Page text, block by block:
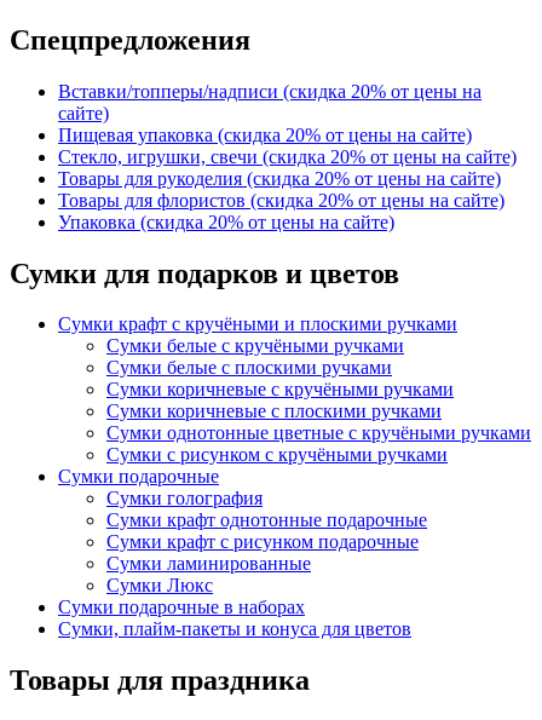
Спецпредложения
Вставки/топперы/надписи (скидка 20% от цены на
сайте)
Пищевая упаковка (скидка 20% от цены на сайте)
Стекло, игрушки, свечи (скидка 20% от цены на сайте)
Товары для рукоделия (скидка 20% от цены на сайте)
Товары для флористов (скидка 20% от цены на сайте)
Упаковка (скидка 20% от цены на сайте)
Сумки для подарков и цветов
Сумки крафт с кручёными и плоскими ручками
Сумки белые с кручёными ручками
Сумки белые с плоскими ручками
Сумки коричневые с кручёными ручками
Сумки коричневые с плоскими ручками
Сумки однотонные цветные с кручёными ручками
Сумки с рисунком с кручёными ручками
Сумки подарочные
Сумки голография
Сумки крафт однотонные подарочные
Сумки крафт с рисунком подарочные
Сумки ламинированные
Сумки Люкс
Сумки подарочные в наборах
Сумки, плайм-пакеты и конуса для цветов
Товары для праздника